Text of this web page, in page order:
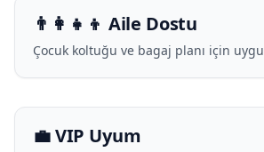
👨‍👩‍👧‍👦 Aile Dostu
Çocuk koltuğu ve bagaj planı için
💼 VIP Uyum